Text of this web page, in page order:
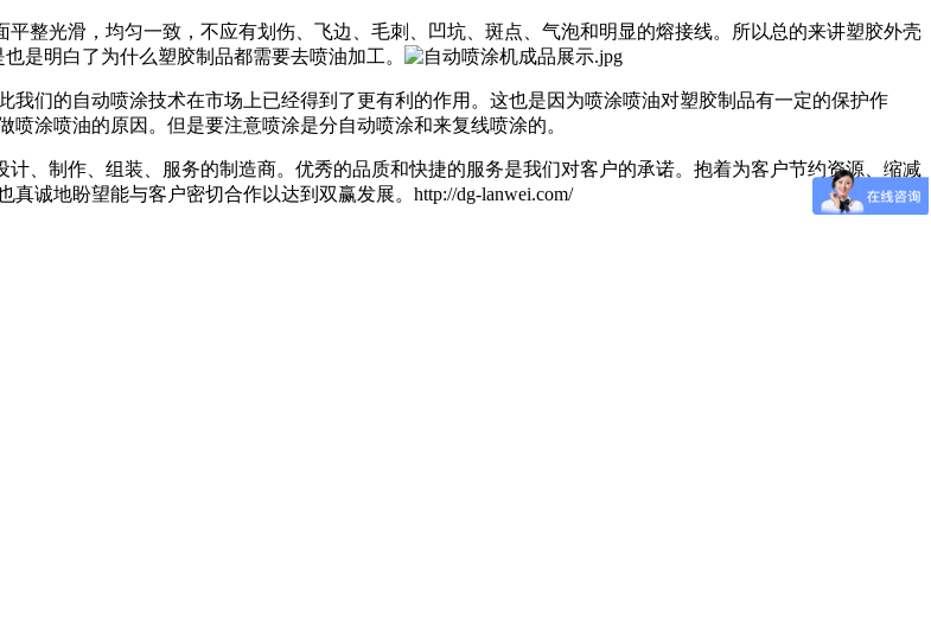
光滑，均匀一致，不应有划伤、飞边、毛刺、凹坑、斑点、气泡和明显的熔接线。所以总的来讲塑胶外壳
是明白了为什么塑胶制品都需要去喷油加工。
的自动喷涂技术在市场上已经得到了更有利的作用。这也是因为喷涂喷油对塑胶制品有一定的保护作
涂喷油的原因。但是要注意喷涂是分自动喷涂和来复线喷涂的。
计、制作、组装、服务的制造商。优秀的品质和快捷的服务是我们对客户的承诺。抱着为客户节约资源、缩减
诚地盼望能与客户密切合作以达到双赢发展。http://dg-lanwei.com/